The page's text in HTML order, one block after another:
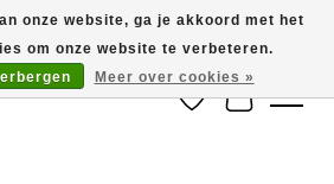
Verlanglijst
onze website, ga je akkoord met het
om onze website te verbeteren.
Meer over cookies »